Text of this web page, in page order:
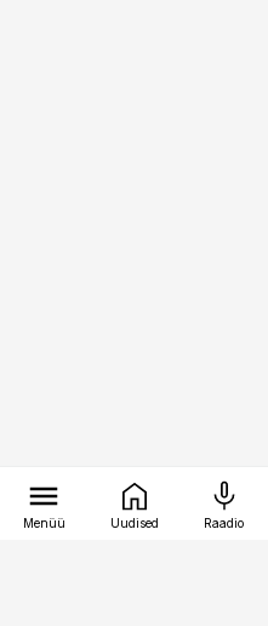
Menüü Uudised Raadio